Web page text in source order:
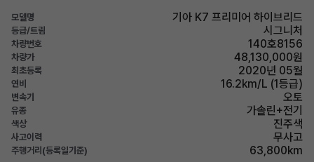
모델명 기아 K7 프리미어 하이브리드
등급/트림 시그니처
차량번호 140호8156
차량가 48,130,000원
최초등록 2020년 05월
연비 16.2km/L (1등급)
변속기 오토
유종 가솔린+전기
색상 진주색
사고이력 무사고
주행거리(등록일기준) 63,800km